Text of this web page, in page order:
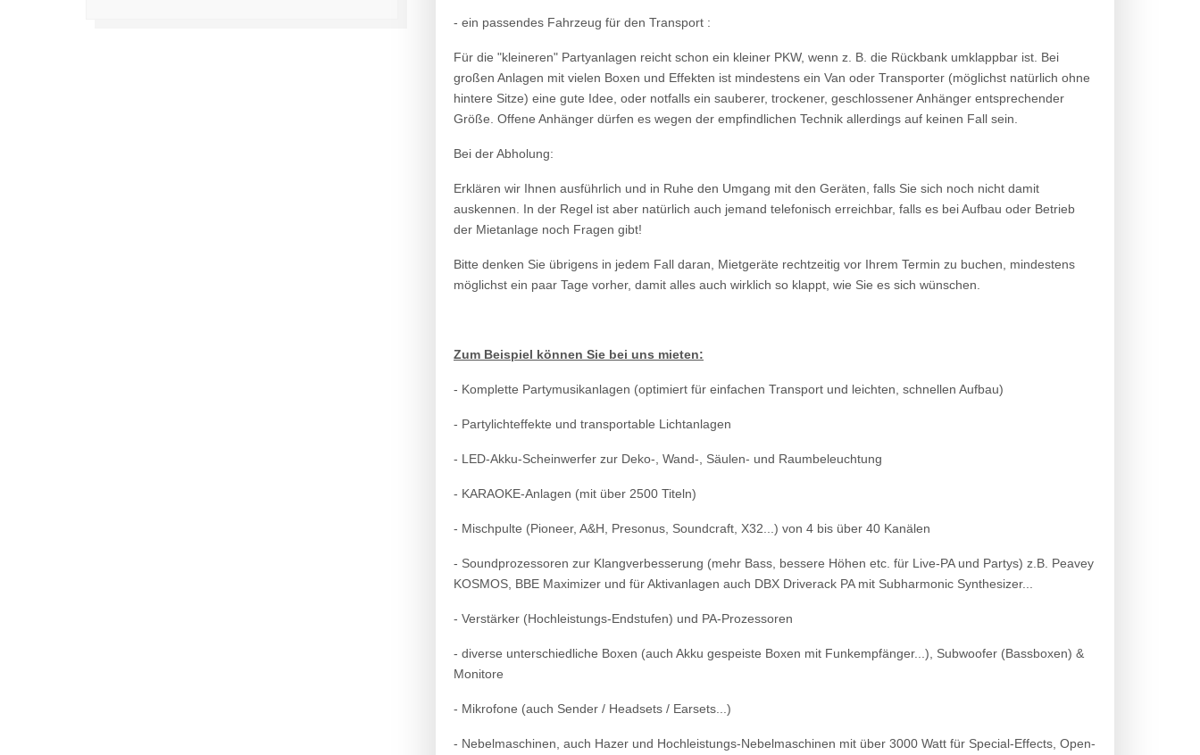
- ein passendes Fahrzeug für den Transport :
Für die "kleineren" Partyanlagen reicht schon ein kleiner PKW, wenn z. B. die Rückbank umklappbar ist. Bei
großen Anlagen mit vielen Boxen und Effekten ist mindestens ein Van oder Transporter (möglichst natürlich ohne
hintere Sitze) eine gute Idee, oder notfalls ein sauberer, trockener, geschlossener Anhänger entsprechender
Größe. Offene Anhänger dürfen es wegen der empfindlichen Technik allerdings auf keinen Fall sein.
Bei der Abholung:
Erklären wir Ihnen ausführlich und in Ruhe den Umgang mit den Geräten, falls Sie sich noch nicht damit
auskennen. In der Regel ist aber natürlich auch jemand telefonisch erreichbar, falls es bei Aufbau oder Betrieb
der Mietanlage noch Fragen gibt!
Bitte denken Sie übrigens in jedem Fall daran, Mietgeräte rechtzeitig vor Ihrem Termin zu buchen, mindestens
möglichst ein paar Tage vorher, damit alles auch wirklich so klappt, wie Sie es sich wünschen.
Zum Beispiel können Sie bei uns mieten:
- Komplette Partymusikanlagen (optimiert für einfachen Transport und leichten, schnellen Aufbau)
- Partylichteffekte und transportable Lichtanlagen
- LED-Akku-Scheinwerfer zur Deko-, Wand-, Säulen- und Raumbeleuchtung
- KARAOKE-Anlagen (mit über 2500 Titeln)
- Mischpulte (Pioneer, A&H, Presonus, Soundcraft, X32...) von 4 bis über 40 Kanälen
- Soundprozessoren zur Klangverbesserung (mehr Bass, bessere Höhen etc. für Live-PA und Partys) z.B. Peavey
KOSMOS, BBE Maximizer und für Aktivanlagen auch DBX Driverack PA mit Subharmonic Synthesizer...
- Verstärker (Hochleistungs-Endstufen) und PA-Prozessoren
- diverse unterschiedliche Boxen (auch Akku gespeiste Boxen mit Funkempfänger...), Subwoofer (Bassboxen) &
Monitore
- Mikrofone (auch Sender / Headsets / Earsets...)
- Nebelmaschinen, auch Hazer und Hochleistungs-Nebelmaschinen mit über 3000 Watt für Special-Effects, Open-